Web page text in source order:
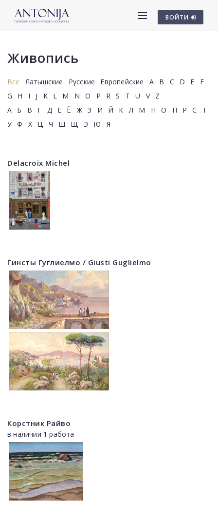
ВОЙТИ
Живопись
Все Латышские Русские Европейские A B C D E
F
G
H I J K L M N O P R S T U V
Z
А
Б В Г Д Е Ё Ж З И Й К Л М Н О П Р С
Т
У
Ф Х Ц Ч Ш Щ Э Ю Я
Delacroix Michel
Гинсты Гуглиелмо / Giusti Guglielmo
Корстник Райво
в наличии 1 работа